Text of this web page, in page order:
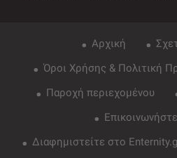
Αρχική
Όροι Χρήσης & Πολιτική
Παροχή περιεχομένου
Διαφημιστείτε στο